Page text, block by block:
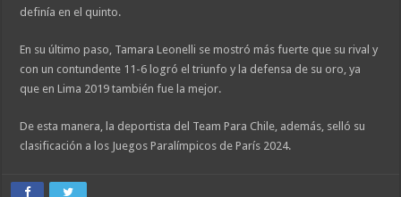
definía en el quinto.
En su último paso, Tamara Leonelli se mostró más fuerte que su rival y
con un contundente 11-6 logró el triunfo y la defensa de su oro, ya
que en Lima 2019 también fue la mejor.
De esta manera, la deportista del Team Para Chile, además, selló su
clasificación a los Juegos Paralímpicos de París 2024.